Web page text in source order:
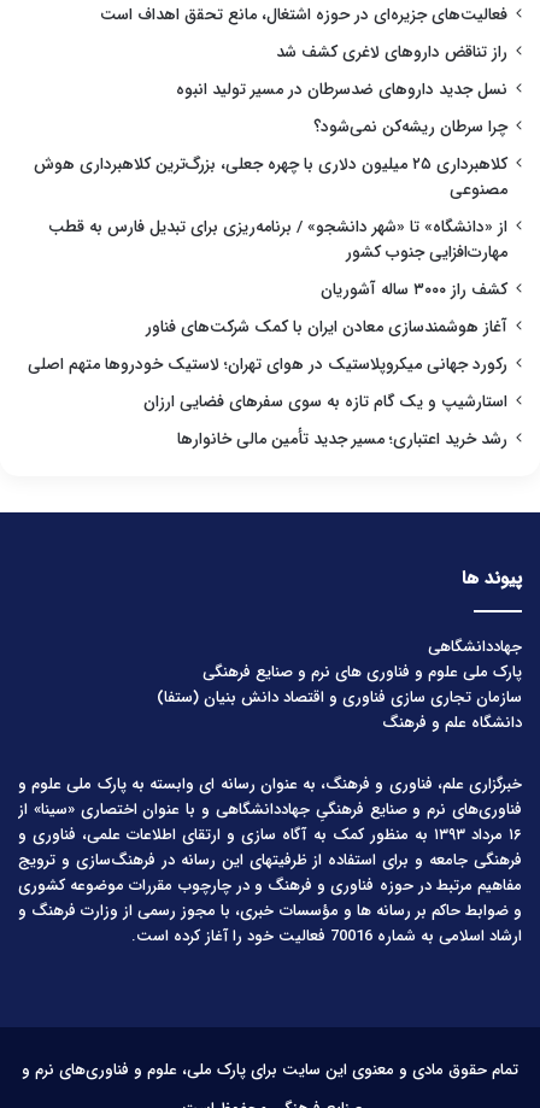
فعالیت‌های جزیره‌ای در حوزه اشتغال، مانع تحقق اهداف است
راز تناقض داروهای لاغری کشف شد
نسل جدید داروهای ضدسرطان در مسیر تولید انبوه
چرا سرطان ریشه‌کن نمی‌شود؟
کلاهبرداری ۲۵ میلیون دلاری با چهره جعلی، بزرگ‌ترین کلاهبرداری هوش
مصنوعی
از «دانشگاه» تا «شهر دانشجو» / برنامه‌ریزی برای تبدیل فارس به قطب
مهارت‌افزایی جنوب کشور
کشف راز ۳۰۰۰ ساله آشوریان
آغاز هوشمندسازی معادن ایران با کمک شرکت‌های فناور
رکورد جهانی میکروپلاستیک در هوای تهران؛ لاستیک خودروها متهم اصلی
استارشیپ و یک گام تازه به سوی سفرهای فضایی ارزان
رشد خرید اعتباری؛ مسیر جدید تأمین مالی خانوارها
پیوند ها
جهاددانشگاهی
پارک ملی علوم و فناوری های نرم و صنایع فرهنگی
سازمان تجاری سازی فناوری و اقتصاد دانش بنیان (ستفا)
دانشگاه علم و فرهنگ
خبرگزاری علم، فناوری و فرهنگ، به عنوان رسانه ای وابسته به پارک ملی علوم و
فناوری‌های نرم و صنایع فرهنگیِ جهاددانشگاهی و با عنوان اختصاری «سینا» از
۱۶ مرداد ۱۳۹۳ به منظور کمک به آگاه سازی و ارتقای اطلاعات علمی، فناوری و
فرهنگی جامعه و برای استفاده از ظرفیتهای این رسانه در فرهنگ‌سازی و ترویج
مفاهیم مرتبط در حوزه فناوری و فرهنگ و در چارچوب مقررات موضوعه کشوری
و ضوابط حاکم بر رسانه ها و مؤسسات خبری، با مجوز رسمی از وزارت فرهنگ و
ارشاد اسلامی به شماره 70016 فعالیت خود را آغاز کرده است.
تمام حقوق مادی و معنوی این سایت برای پارک ملی، علوم و فناوری‌های نرم و